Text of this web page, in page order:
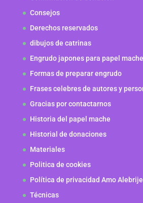
Consejos
Derechos reservados
dibujos de catrinas
Engrudo japones para papel mache
Formas de preparar engrudo
Frases celebres de autores y
Gracias por contactarnos
Historia del papel mache
Historial de donaciones
Materiales
Politica de cookies
Política de privacidad Amo
Técnicas